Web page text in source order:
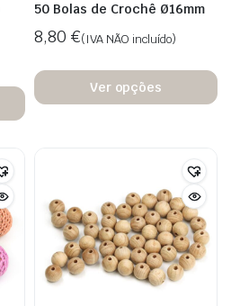
50 Bolas de Crochê Ø16mm
8,80 €(IVA NÃO incluído)
Ver opções